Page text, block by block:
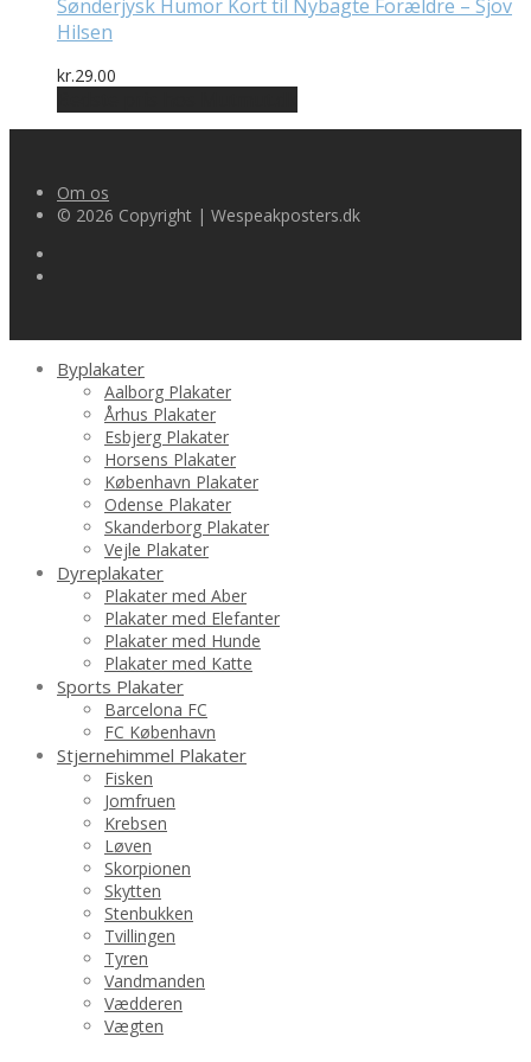
Sønderjysk Humor Kort til Nybagte Forældre – Sjov
Hilsen
kr.29.00
Om os
© 2026 Copyright | Wespeakposters.dk
Byplakater
Aalborg Plakater
Århus Plakater
Esbjerg Plakater
Horsens Plakater
København Plakater
Odense Plakater
Skanderborg Plakater
Vejle Plakater
Dyreplakater
Plakater med Aber
Plakater med Elefanter
Plakater med Hunde
Plakater med Katte
Sports Plakater
Barcelona FC
FC København
Stjernehimmel Plakater
Fisken
Jomfruen
Krebsen
Løven
Skorpionen
Skytten
Stenbukken
Tvillingen
Tyren
Vandmanden
Vædderen
Vægten